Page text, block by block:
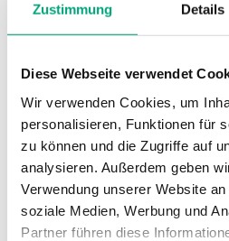
Zustimmung Details
Diese Webseite verwendet
Wir verwenden Cookies, um
personalisieren, Funktionen für
zu können und die Zugriffe auf
analysieren. Außerdem geben
Verwendung unserer Website
soziale Medien, Werbung und
Partner führen diese
test_cook
ie
Google
zu
der